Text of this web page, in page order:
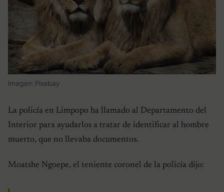
Imagen: Pixabay
La policía en Limpopo ha llamado al Departamento del
Interior para ayudarlos a tratar de identificar al hombre
muerto, que no llevaba documentos.
Moatshe Ngoepe, el teniente coronel de la policía dijo: